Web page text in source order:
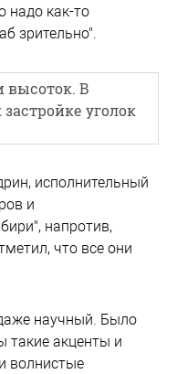
надо как-то
зрительно".
высоток. В
уголок
исполнительный
и
напротив,
что все они
научный. Было
такие акценты и
волнистые